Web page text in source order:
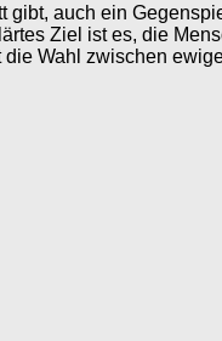
gibt, auch ein
Ziel ist es, die
Wahl zwischen